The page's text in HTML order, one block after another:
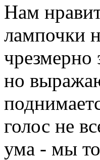
Нам
лампочки
чрезмерно
но
голос не
ума - мы